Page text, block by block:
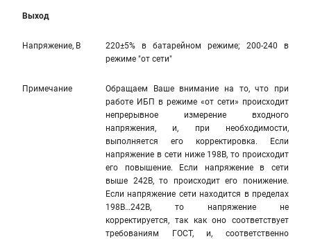
Выход
Напряжение, В
220±5% в батарейном режиме; 200-240 в
режиме "от сети"
Примечание
Обращаем Ваше внимание на то, что при
работе ИБП в режиме «от сети» происходит
непрерывное измерение входного
напряжения, и, при необходимости,
выполняется его корректировка. Если
напряжение в сети ниже 198В, то происходит
его повышение. Если напряжение в сети
выше 242В, то происходит его понижение.
Если напряжение сети находится в пределах
198В…242В, то напряжение не
корректируется, так как оно соответствует
требованиям ГОСТ, и, соответственно